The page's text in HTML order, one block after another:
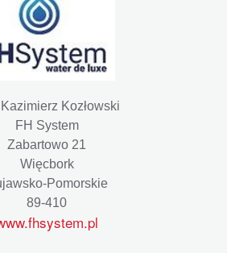
Kozłowski
FH System
Zabartowo 21
Więcbork
Pomorskie
89-410